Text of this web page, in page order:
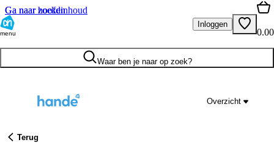
Ga naar hoofdinhoud
Ga naar zoeken
menu
Inloggen
0.00
Waar ben je naar op zoek?
Overzicht
Terug